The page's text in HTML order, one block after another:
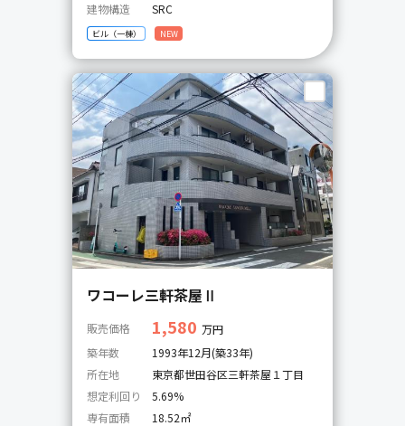
建物構造
SRC
ビル（一棟） NEW
ワコーレ三軒茶屋Ⅱ
販売価格 1,580 万円
築年数
1993年12月(築33年)
所在地
東京都世田谷区三軒茶屋１丁目
想定利回り
5.69%
専有面積
18.52㎡